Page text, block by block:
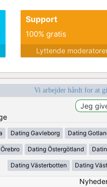
Support
100% gratis
Lyttende
Vi arbejder hårdt for at
Dating Gavleborg Dating
Dating Östergötland
Dating Västerbotten Dating